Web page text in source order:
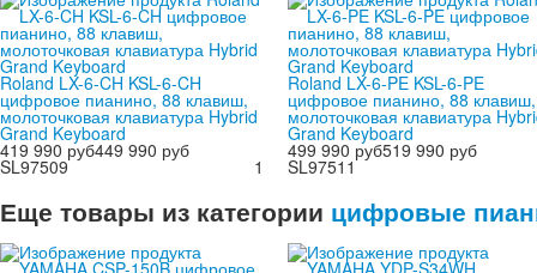
Roland LX-6-CH KSL-6-CH
цифровое пианино, 88 клавиш,
молоточковая клавиатура Hybrid
Grand Keyboard
419 990 руб449 990 руб
1
SL97509
Roland LX-6-PE KSL-6-PE
цифровое пианино, 88 клавиш,
молоточковая клавиатура
Grand Keyboard
499 990 руб519 990 руб
SL97511
Еще товары из категории цифровые